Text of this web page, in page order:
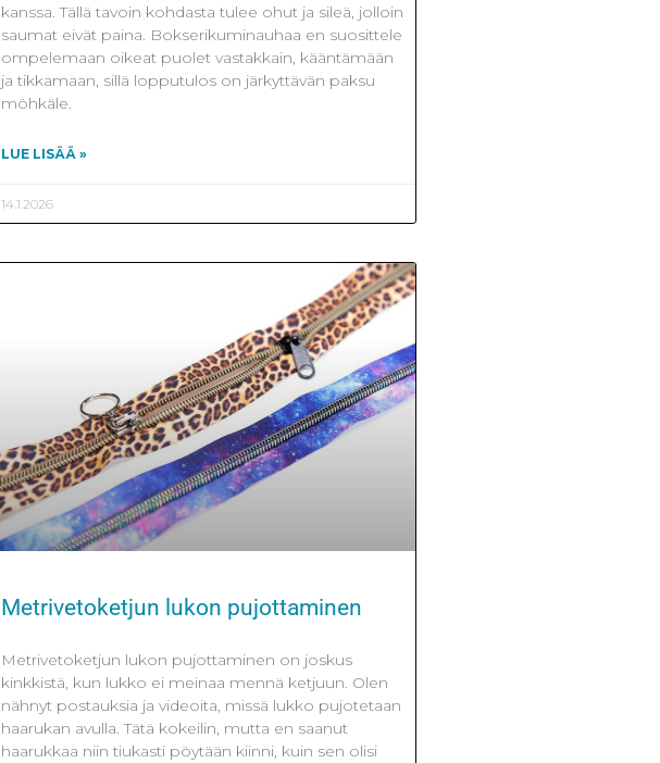
kanssa. Tällä tavoin kohdasta tulee ohut ja sileä, jolloin
saumat eivät paina. Bokserikuminauhaa en suosittele
ompelemaan oikeat puolet vastakkain, kääntämään
ja tikkamaan, sillä lopputulos on järkyttävän paksu
möhkäle.
LUE LISÄÄ »
14.1.2026
Metrivetoketjun lukon pujottaminen
Metrivetoketjun lukon pujottaminen on joskus
kinkkistä, kun lukko ei meinaa mennä ketjuun. Olen
nähnyt postauksia ja videoita, missä lukko pujotetaan
haarukan avulla. Tätä kokeilin, mutta en saanut
haarukkaa niin tiukasti pöytään kiinni, kuin sen olisi